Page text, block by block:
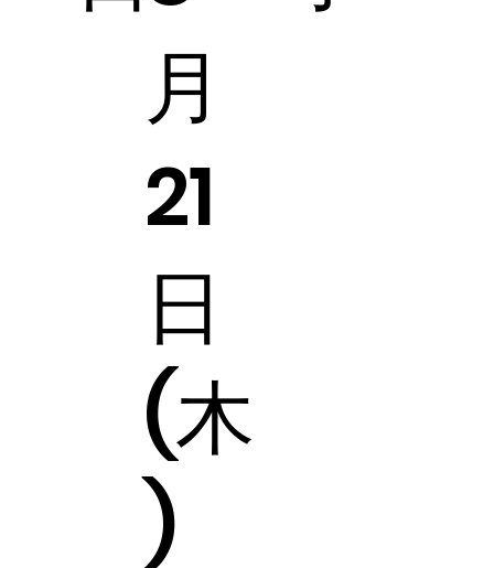
月
21
日
(木
)